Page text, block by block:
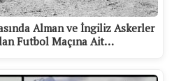
Alman ve İngiliz Askerler
Futbol Maçına Ait…